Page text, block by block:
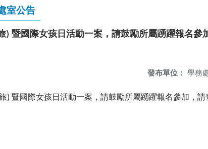
室公告
暨國際女孩日活動一案，請鼓勵所屬踴躍報名參
發布單位： 學務
暨國際女孩日活動一案，請鼓勵所屬踴躍報名參加，請